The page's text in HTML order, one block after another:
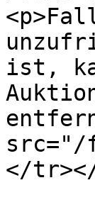
ist,
src="/
</